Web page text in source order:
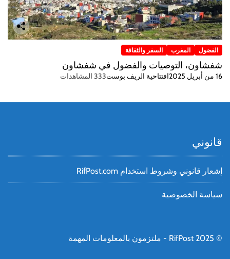
الفضول المغرب السفر والثقافة
شفشاون، التوصيات والفضول في شفشاون
16 من أبريل 2025 افتتاحية الريف بوست333 المشاهدات
قانوني
إشعار قانوني وشروط استخدام RifPost.com
سياسة الخصوصية
© RifPost 2025 - ملتزمون بالمعلومات المهمة